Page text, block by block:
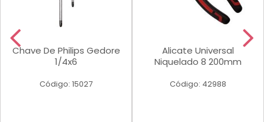
Chave De Philips Gedore
1/4x6
Código: 15027
Alicate Universal
Niquelado 8 200mm
Código: 42988